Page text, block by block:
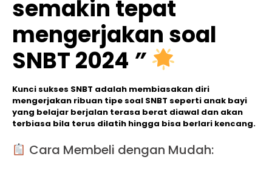
semakin tepat
mengerjakan soal
SNBT 2024 ”
Kunci sukses SNBT adalah membiasakan diri
mengerjakan ribuan tipe soal SNBT seperti anak bayi
yang belajar berjalan terasa berat diawal dan akan
terbiasa bila terus dilatih hingga bisa berlari kencang.
Cara Membeli dengan Mudah: